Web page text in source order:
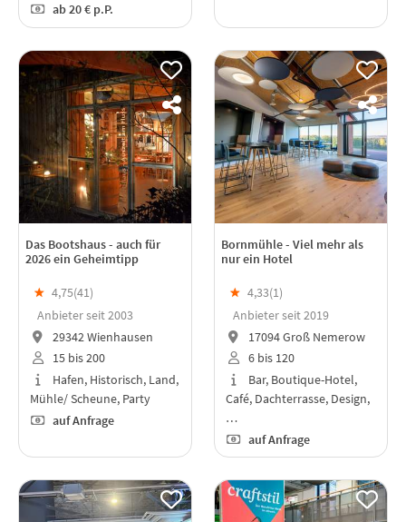
ab20 € p.P.
Das Bootshaus - auch für
2026 ein Geheimtipp
★ 4,75(41)
Anbieter seit 2003
29342 Wienhausen
15 bis 200
Hafen, Historisch, Land,
Mühle/ Scheune, Party
auf Anfrage
Bornmühle - Viel mehr als
nur ein Hotel
★ 4,33(1)
Anbieter seit 2019
17094 Groß Nemerow
6 bis 120
Bar, Boutique-Hotel,
Café, Dachterrasse, Design,
…
auf Anfrage